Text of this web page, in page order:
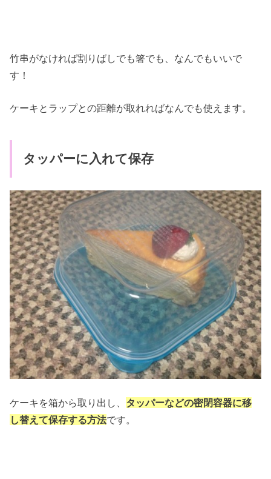
竹串がなければ割りばしでも箸でも、なんでもいいで
す！
ケーキとラップとの距離が取れればなんでも使えます。
タッパーに入れて保存
ケーキを箱から取り出し、 タッパーなどの密閉容器に移
し替えて保存する方法です。